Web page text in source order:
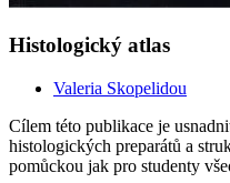
Histologický atlas
Valeria Skopelidou
Cílem této publikace je
histologických preparátů a
pomůckou jak pro studenty